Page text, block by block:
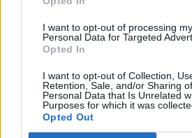
I want to opt-out of processing my
Personal Data for Targeted
Opted In
I want to opt-out of Collection,
Retention, Sale, and/or Sharing
Personal Data that Is Unrelated
Purposes for which it was
Opted Out
kötéslistái
Előfizetés
MÁR ELŐFIZETŐNK VAGY?